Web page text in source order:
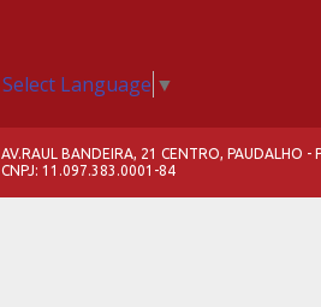
Select Language ▼
AV.RAUL BANDEIRA, 21 CENTRO, PAUDALHO -
CNPJ: 11.097.383.0001-84